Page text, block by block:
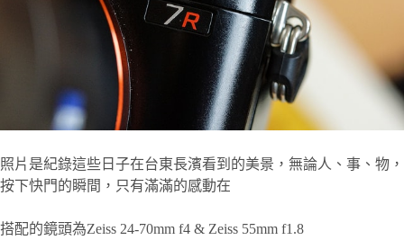
照片是紀錄這些日子在台東長濱看到的美景，無論人、事、物，
按下快門的瞬間，只有滿滿的感動在
搭配的鏡頭為Zeiss 24-70mm f4 & Zeiss 55mm f1.8